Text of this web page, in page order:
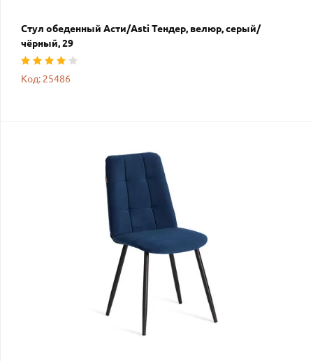
Стул обеденный Асти/Asti Тендер, велюр, серый/
чёрный, 29
Код: 25486